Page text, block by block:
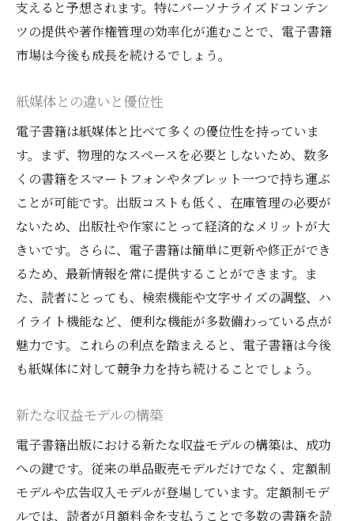
支えると予想されます。特にパーソナライズドコンテン
ツの提供や著作権管理の効率化が進むことで、電子書籍
市場は今後も成長を続けるでしょう。
紙媒体との違いと優位性
電子書籍は紙媒体と比べて多くの優位性を持っていま
す。まず、物理的なスペースを必要としないため、数多
くの書籍をスマートフォンやタブレット一つで持ち運ぶ
ことが可能です。出版コストも低く、在庫管理の必要が
ないため、出版社や作家にとって経済的なメリットが大
きいです。さらに、電子書籍は簡単に更新や修正ができ
るため、最新情報を常に提供することができます。ま
た、読者にとっても、検索機能や文字サイズの調整、ハ
イライト機能など、便利な機能が多数備わっている点が
魅力です。これらの利点を踏まえると、電子書籍は今後
も紙媒体に対して競争力を持ち続けることでしょう。
新たな収益モデルの構築
電子書籍出版における新たな収益モデルの構築は、成功
への鍵です。従来の単品販売モデルだけでなく、定額制
モデルや広告収入モデルが登場しています。定額制モデ
ルでは、読者が月額料金を支払うことで多数の書籍を読